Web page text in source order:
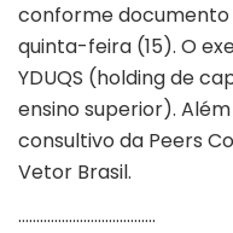
conforme
quinta-feira (15). O
YDUQS (holding de
ensino superior).
consultivo da Peers
Vetor Brasil.
………………………………..